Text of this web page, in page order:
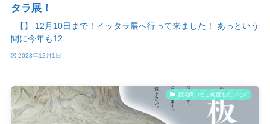
タラ展！
【】 12月10日まで！イッタラ展へ行って来ました！ あっという
間に今年も12...
2023年12月1日
新潟良いとこ何度もおいで♫